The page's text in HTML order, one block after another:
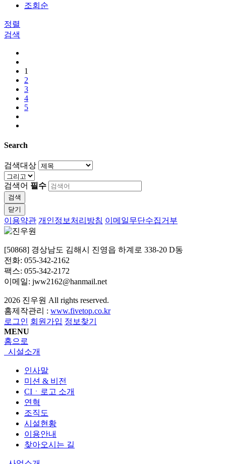
조회순
정렬
검색
1
2
3
4
5
Search
검색대상
검색어 필수
검색
닫기
이용약관 개인정보처리방침 이메일무단수집거부
[50868] 경상남도 김해시 진영읍 하계로 338-20 D동
전화: 055-342-2162
팩스: 055-342-2172
이메일: jww2162@hanmail.net
2026 진우원 All rights reserved.
홈제작관리 : www.fivetop.co.kr
로그인 회원가입 정보찾기
MENU
홈으로
시설소개
인사말
미션 & 비전
CIㆍ로고 소개
연혁
조직도
시설현황
이용안내
찾아오시는 길